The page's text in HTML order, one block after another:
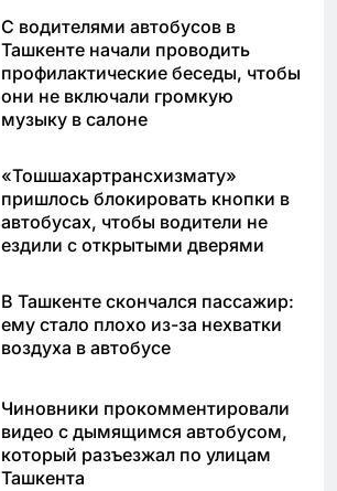
С водителями автобусов в
Ташкенте начали проводить
профилактические беседы, чтобы
они не включали громкую
музыку в салоне
«Тошшахартрансхизмату»
пришлось блокировать кнопки в
автобусах, чтобы водители не
ездили с открытыми дверями
В Ташкенте скончался пассажир:
ему стало плохо из-за нехватки
воздуха в автобусе
Чиновники прокомментировали
видео с дымящимся автобусом,
который разъезжал по улицам
Ташкента